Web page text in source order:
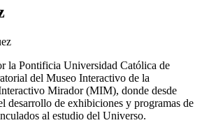
la Pontificia Universidad Católica de
del Museo Interactivo de la
Mirador (MIM), donde desde
desarrollo de exhibiciones y programas de
al estudio del Universo.